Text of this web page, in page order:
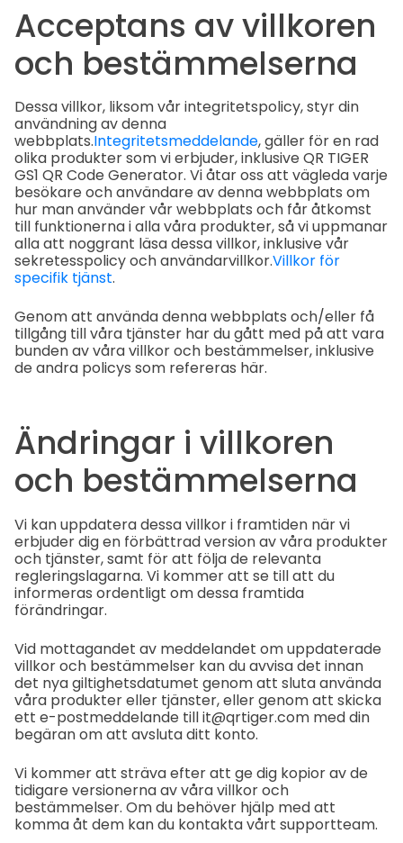
Acceptans av villkoren
och bestämmelserna
Dessa villkor, liksom vår integritetspolicy, styr din
användning av denna
webbplats.Integritetsmeddelande, gäller för en rad
olika produkter som vi erbjuder, inklusive QR TIGER
GS1 QR Code Generator. Vi åtar oss att vägleda varje
besökare och användare av denna webbplats om
hur man använder vår webbplats och får åtkomst
till funktionerna i alla våra produkter, så vi uppmanar
alla att noggrant läsa dessa villkor, inklusive vår
sekretesspolicy och användarvillkor.Villkor för
specifik tjänst.
Genom att använda denna webbplats och/eller få
tillgång till våra tjänster har du gått med på att vara
bunden av våra villkor och bestämmelser, inklusive
de andra policys som refereras här.
Ändringar i villkoren
och bestämmelserna
Vi kan uppdatera dessa villkor i framtiden när vi
erbjuder dig en förbättrad version av våra produkter
och tjänster, samt för att följa de relevanta
regleringslagarna. Vi kommer att se till att du
informeras ordentligt om dessa framtida
förändringar.
Vid mottagandet av meddelandet om uppdaterade
villkor och bestämmelser kan du avvisa det innan
det nya giltighetsdatumet genom att sluta använda
våra produkter eller tjänster, eller genom att skicka
ett e-postmeddelande till it@qrtiger.com med din
begäran om att avsluta ditt konto.
Vi kommer att sträva efter att ge dig kopior av de
tidigare versionerna av våra villkor och
bestämmelser. Om du behöver hjälp med att
komma åt dem kan du kontakta vårt supportteam.